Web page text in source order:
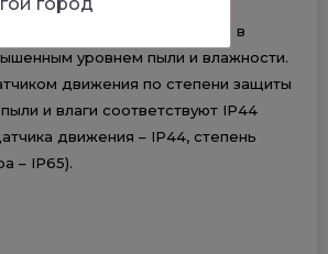
и влаги IP65:
для установки на улице и в
уровнем пыли и влажности.
движения по степени защиты
и влаги соответствуют IP44
движения – IP44, степень
– IP65).